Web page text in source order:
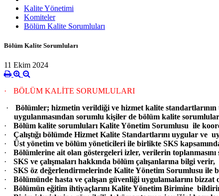
Kalite Yönetimi
Komiteler
Bölüm Kalite Sorumluları
Bölüm Kalite Sorumluları
11 Ekim 2024
·
BÖLÜM KALİTE SORUMLULARI
·
Bölümler; hizmetin verildiği ve hizmet kalite
uygulanmasından sorumlu kişiler de bölüm kalite
·
Bölüm kalite sorumluları Kalite Yönetim Sorumlusu ile
·
Çalıştığı bölümde Hizmet Kalite Standartlarını uygular
·
Üst yönetim ve bölüm yöneticileri ile birlikte SKS
·
Bölümlerine ait olan göstergeleri izler, verilerin toplanmasını
·
SKS ve çalışmaları hakkında bölüm çalışanlarına bilgi verir,
·
SKS öz değerlendirmelerinde Kalite Yönetim Sorumlusu ile
·
Bölümünde hasta ve çalışan güvenliği uygulamalarını bizzat
·
Bölümün eğitim ihtiyaçlarını Kalite Yönetim Birimine